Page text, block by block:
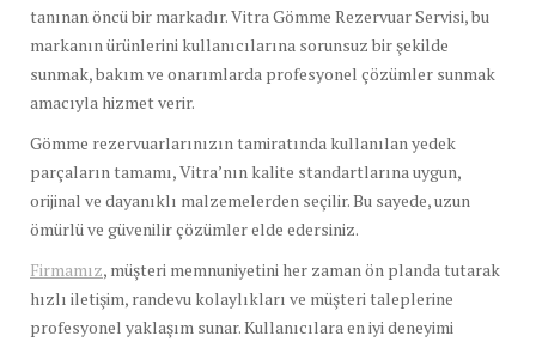
tanınan öncü bir markadır. Vitra Gömme Rezervuar Servisi, bu
markanın ürünlerini kullanıcılarına sorunsuz bir şekilde
sunmak, bakım ve onarımlarda profesyonel çözümler sunmak
amacıyla hizmet verir.
Gömme rezervuarlarınızın tamiratında kullanılan yedek
parçaların tamamı, Vitra’nın kalite standartlarına uygun,
orijinal ve dayanıklı malzemelerden seçilir. Bu sayede, uzun
ömürlü ve güvenilir çözümler elde edersiniz.
Firmamız, müşteri memnuniyetini her zaman ön planda tutarak
hızlı iletişim, randevu kolaylıkları ve müşteri taleplerine
profesyonel yaklaşım sunar. Kullanıcılara en iyi deneyimi